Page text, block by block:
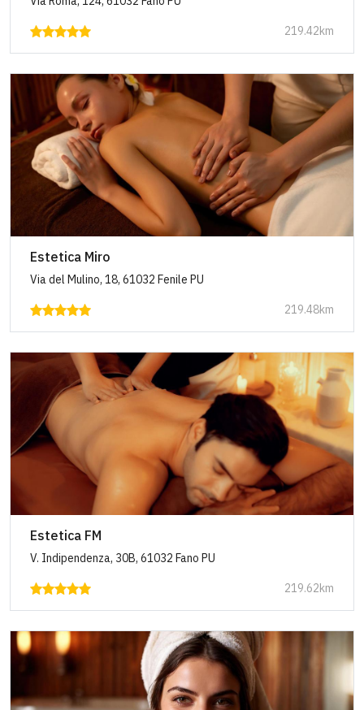
219.42km
Estetica Miro
Via del Mulino, 18, 61032 Fenile PU
219.48km
Estetica FM
V. Indipendenza, 30B, 61032 Fano PU
219.62km